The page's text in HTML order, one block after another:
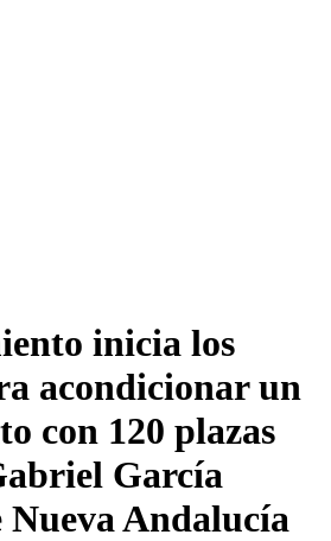
inicia los
acondicionar un
con 120 plazas
García
Andalucía